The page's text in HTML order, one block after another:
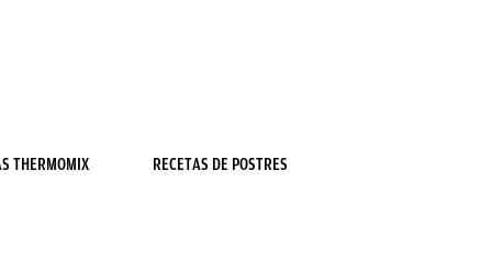
THERMOMIX RECETAS DE POSTRES